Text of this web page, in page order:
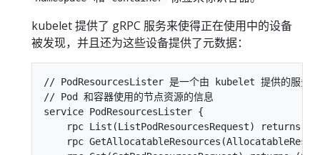
kubelet 提供了 gRPC 服务来使得正在使用中的设备
被发现，并且还为这些设备提供了元数据：
// PodResourcesLister 是一个由 kubelet 提供的服务，
// Pod 和容器使用的节点资源的信息
service PodResourcesLister {
rpc List(ListPodResourcesRequest) returns
rpc